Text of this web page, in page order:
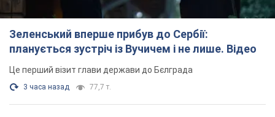
Зеленський вперше прибув до Сербії:
планується зустріч із Вучичем і не лише. Відео
Це перший візит глави держави до Бєлграда
3 часа назад 77,7 т.